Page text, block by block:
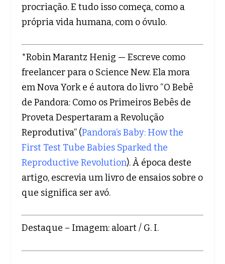
procriação. E tudo isso começa, como a
própria vida humana, com o óvulo.
*Robin Marantz Henig — Escreve como
freelancer para o Science New. Ela mora
em Nova York e é autora do livro “O Bebê
de Pandora: Como os Primeiros Bebês de
Proveta Despertaram a Revolução
Reprodutiva” (Pandora’s Baby: How the
First Test Tube Babies Sparked the
Reproductive Revolution). À época deste
artigo, escrevia um livro de ensaios sobre o
que significa ser avó.
Destaque – Imagem: aloart / G. I.